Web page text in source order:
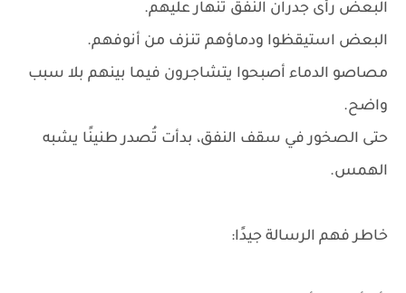
البعض رأى جدران النفق تنهار عليهم.
البعض استيقظوا ودماؤهم تنزف من أنوفهم.
مصاصو الدماء أصبحوا يتشاجرون فيما بينهم بلا سبب
واضح.
حتى الصخور في سقف النفق، بدأت تُصدر طنينًا يشبه
الهمس.
خاطر فهم الرسالة جيدًا: